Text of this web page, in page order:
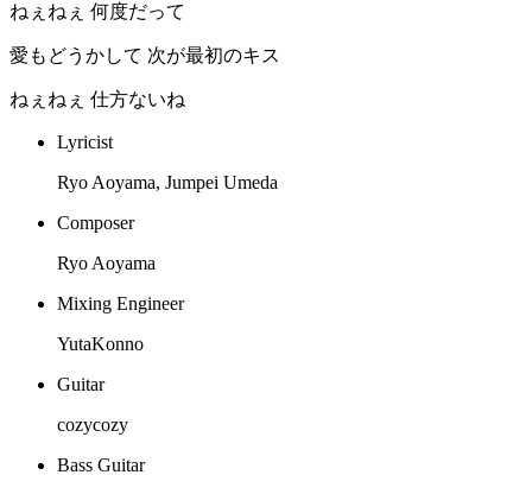
ねぇねぇ 何度だって
愛もどうかして 次が最初のキス
ねぇねぇ 仕方ないね
Lyricist
Ryo Aoyama, Jumpei Umeda
Composer
Ryo Aoyama
Mixing Engineer
YutaKonno
Guitar
cozycozy
Bass Guitar